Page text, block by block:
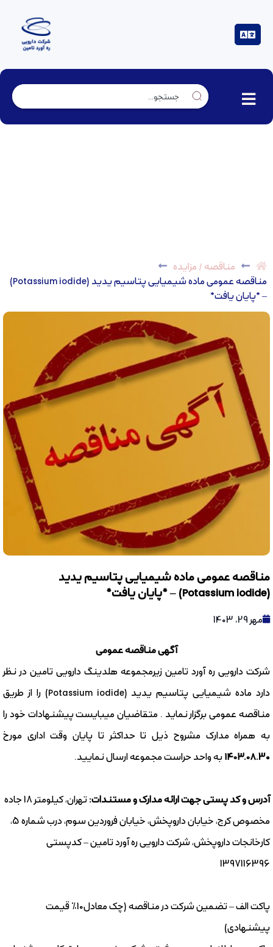
مناقصه / مزایده
مناقصه عمومی ماده شیمیایی پتاسیم یدید (Potassium iodide)
– *پایان یافت*
مناقصه عمومی ماده شیمیایی پتاسیم یدید
(Potassium iodide) – *پایان یافت*
مهر 29, 1403
آگهی مناقصه عمومی
شرکت دارویی ره آورد تامین زیرمجموعه هلدینگ دارویی تامین در نظر
دارد ماده شیمیایی پتاسیم یدید (Potassium iodide) را از طریق
مناقصه عمومی برگزار نماید . متقاضیان میبایست پیشنهادات خود را
به همراه مدارک مشروح ذیل تا حداکثر تا پایان وقت اداری مورخ
۱۴۰۳.۰۸.30به واحد حراست مجموعه ارسال نمایید.
آدرس و کد پستی جهت ارائه مدارک و مستندات:
تهران، کیلومتر 18 جاده
مخصوص کرج، خیابان داروپخش، خیابان فروردین سوم، درب شماره 5،
کارخانجات داروپخش، شرکت دارویی ره آورد تامین – کدپستی
1397116396
پاکت الف – تضمین شرکت در مناقصه (چک معادل10% قیمت
پیشنهادی)